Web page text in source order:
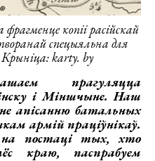
копіі расійскай
спецыяльна для
karty. by
прагуляцца
і Міншчыне. Наш
апісанню батальных
армій праціўнікаў.
на постаці тых, хто
краю, паспрабуем